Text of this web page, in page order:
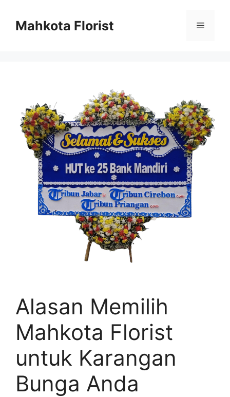
Mahkota Florist
Alasan Memilih
Mahkota Florist
untuk Karangan
Bunga Anda